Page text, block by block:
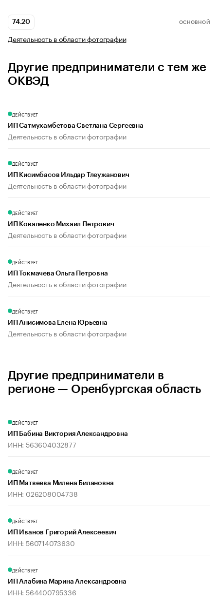
74.20 ОСНОВНОЙ
Деятельность в области фотографии
Другие предприниматели с тем же
ОКВЭД
ДЕЙСТВУЕТ
ИП Сатмухамбетова Светлана Сергеевна
Деятельность в области фотографии
ДЕЙСТВУЕТ
ИП Кисимбасов Ильдар Тлеужанович
Деятельность в области фотографии
ДЕЙСТВУЕТ
ИП Коваленко Михаил Петрович
Деятельность в области фотографии
ДЕЙСТВУЕТ
ИП Токмачева Ольга Петровна
Деятельность в области фотографии
ДЕЙСТВУЕТ
ИП Анисимова Елена Юрьевна
Деятельность в области фотографии
Другие предприниматели в
регионе — Оренбургская область
ДЕЙСТВУЕТ
ИП Бабина Виктория Александровна
ИНН: 563604032877
ДЕЙСТВУЕТ
ИП Матвеева Милена Билановна
ИНН: 026208004738
ДЕЙСТВУЕТ
ИП Иванов Григорий Алексеевич
ИНН: 560714073630
ДЕЙСТВУЕТ
ИП Алабина Марина Александровна
ИНН: 564400795336